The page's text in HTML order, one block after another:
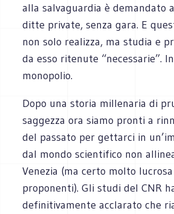
alla salvaguardia è demandato
ditte private, senza gara. E
non solo realizza, ma studia e
da esso ritenute “necessarie”.
monopolio.
Dopo una storia millenaria di
saggezza ora siamo pronti a
del passato per gettarci in
dal mondo scientifico non
Venezia (ma certo molto
proponenti). Gli studi del CNR
definitivamente acclarato che